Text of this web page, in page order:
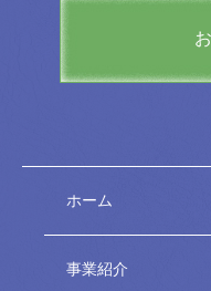
ホーム
事業紹介